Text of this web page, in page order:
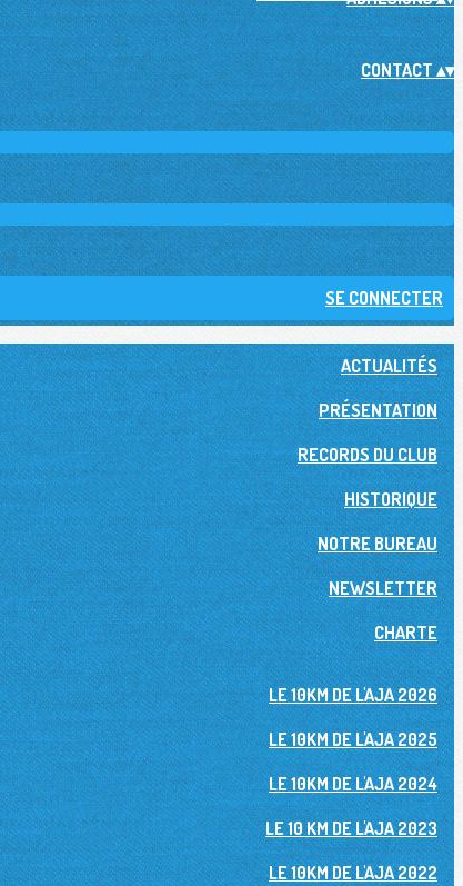
CONTACT▴▾
SE CONNECTER
ACTUALITÉS
PRÉSENTATION
RECORDS DU CLUB
HISTORIQUE
NOTRE BUREAU
NEWSLETTER
CHARTE
LE 10KM DE L'AJA 2026
LE 10KM DE L'AJA 2025
LE 10KM DE L'AJA 2024
LE 10 KM DE L'AJA 2023
LE 10KM DE L'AJA 2022